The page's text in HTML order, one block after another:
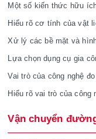
Một số kiến thức hữu
Hiểu rõ cơ tính của vật
Xử lý các bề mặt và
Lựa chọn dụng cụ gia
Vai trò của công nghệ
Hiểu rõ vai trò của công
Vận chuyển